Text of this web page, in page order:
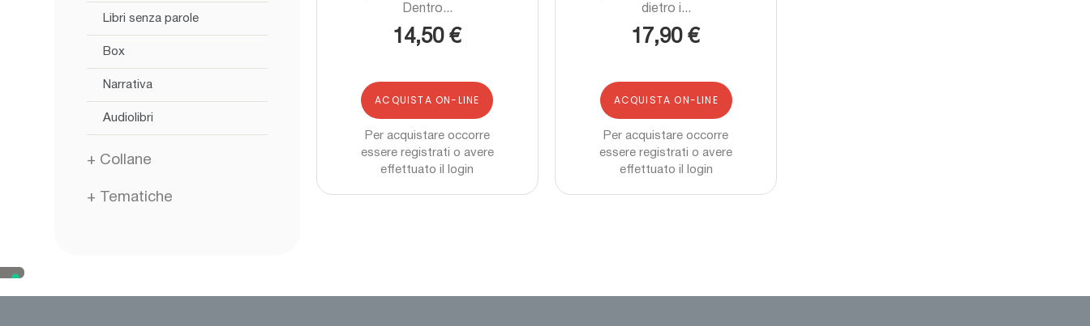
Libri senza parole
Box
Narrativa
Audiolibri
+ Collane
+ Tematiche
Dentro...
14,50 €
ACQUISTA ON-LINE
Per acquistare occorre
essere registrati o avere
effettuato il login
dietro i...
17,90 €
ACQUISTA ON-LINE
Per acquistare occorre
essere registrati o avere
effettuato il login